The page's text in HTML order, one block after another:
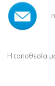
Η τοποθεσία